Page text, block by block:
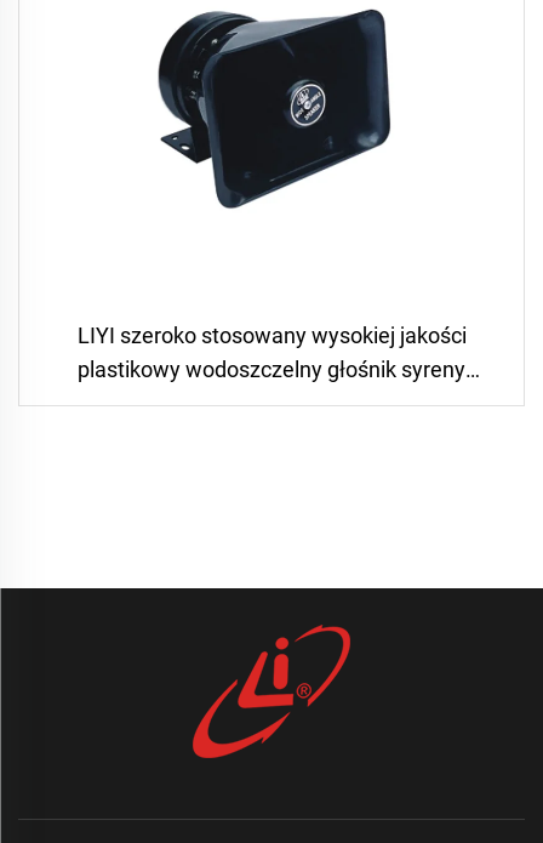
LIYI szeroko stosowany wysokiej jakości
plastikowy wodoszczelny głośnik syreny
samochodowej